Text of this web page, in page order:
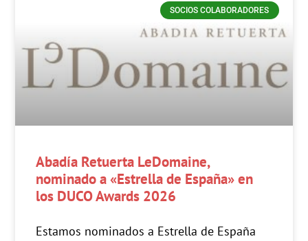
SOCIOS COLABORADORES
Abadía Retuerta LeDomaine,
nominado a «Estrella de España» en
los DUCO Awards 2026
Estamos nominados a Estrella de España